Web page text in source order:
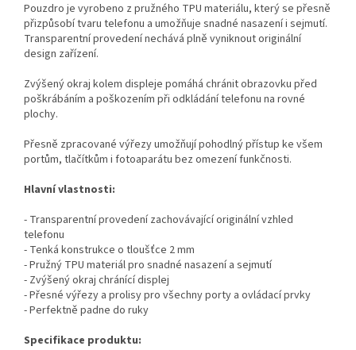
Pouzdro je vyrobeno z pružného TPU materiálu, který se přesně
přizpůsobí tvaru telefonu a umožňuje snadné nasazení i sejmutí.
Transparentní provedení nechává plně vyniknout originální
design zařízení.
Zvýšený okraj kolem displeje pomáhá chránit obrazovku před
poškrábáním a poškozením při odkládání telefonu na rovné
plochy.
Přesně zpracované výřezy umožňují pohodlný přístup ke všem
portům, tlačítkům i fotoaparátu bez omezení funkčnosti.
Hlavní vlastnosti:
- Transparentní provedení zachovávající originální vzhled
telefonu
- Tenká konstrukce o tloušťce 2 mm
- Pružný TPU materiál pro snadné nasazení a sejmutí
- Zvýšený okraj chránící displej
- Přesné výřezy a prolisy pro všechny porty a ovládací prvky
- Perfektně padne do ruky
Specifikace produktu: